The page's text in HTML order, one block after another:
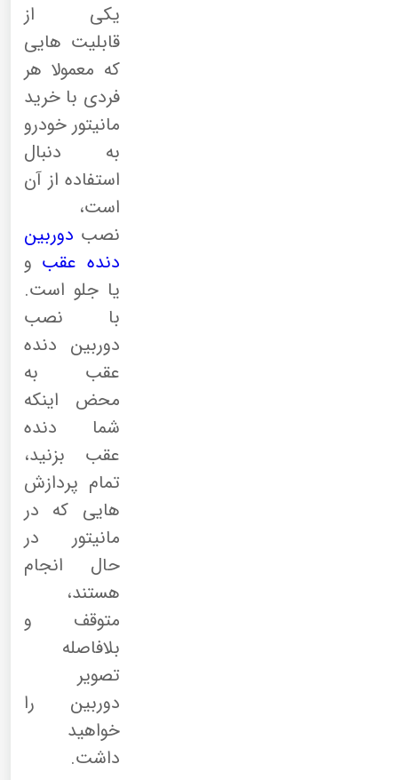
یکی از
قابلیت هایی
که معمولا هر
فردی با خرید
مانیتور خودرو
به دنبال
استفاده از آن
است،
نصب دوربین
دنده عقب و
یا جلو است.
با نصب
دوربین دنده
عقب به
محض اینکه
شما دنده
عقب بزنید،
تمام پردازش
هایی که در
مانیتور در
حال انجام
هستند،
متوقف و
بلافاصله
تصویر
دوربین را
خواهید
داشت.